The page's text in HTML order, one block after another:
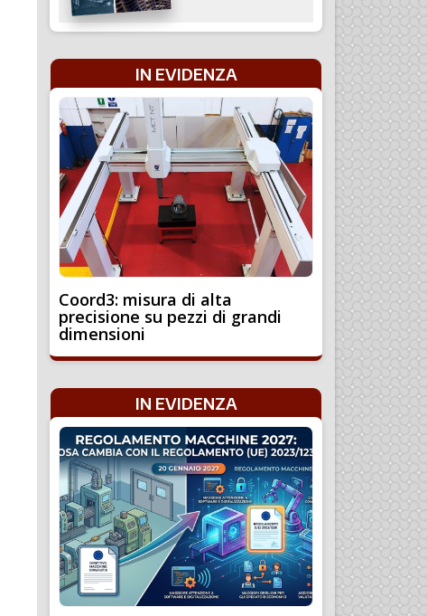
IN EVIDENZA
Coord3: misura di alta
precisione su pezzi di grandi
dimensioni
IN EVIDENZA